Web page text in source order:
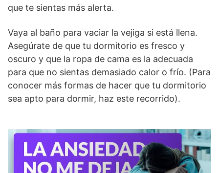
que te sientas más alerta.
Vaya al baño para vaciar la vejiga si está llena.
Asegúrate de que tu dormitorio es fresco y
oscuro y que la ropa de cama es la adecuada
para que no sientas demasiado calor o frío. (Para
conocer más formas de hacer que tu dormitorio
sea apto para dormir, haz este recorrido).